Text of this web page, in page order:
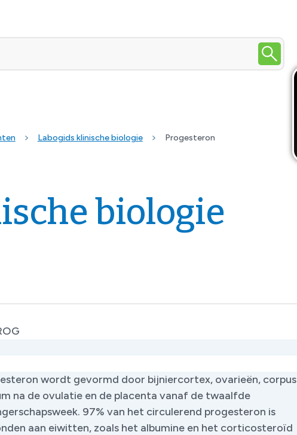
Labogids klinische biologie Progesteron
biologie
wordt gevormd door bijniercortex, ovarieën, corpus
na de ovulatie en de placenta vanaf de twaalfde
97% van het circulerend progesteron is
aan eiwitten, zoals het albumine en het corticosteroïd